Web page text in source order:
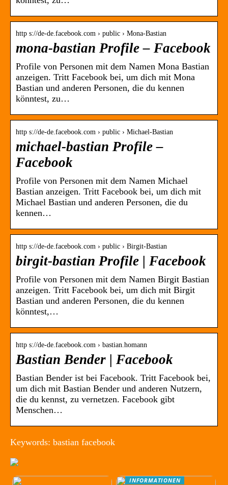
http s://de-de.facebook.com › public › Mona-Bastian
mona-bastian Profile – Facebook
Profile von Personen mit dem Namen Mona Bastian
anzeigen. Tritt Facebook bei, um dich mit Mona
Bastian und anderen Personen, die du kennen
könntest, zu…
http s://de-de.facebook.com › public › Michael-Bastian
michael-bastian Profile –
Facebook
Profile von Personen mit dem Namen Michael
Bastian anzeigen. Tritt Facebook bei, um dich mit
Michael Bastian und anderen Personen, die du
kennen…
http s://de-de.facebook.com › public › Birgit-Bastian
birgit-bastian Profile | Facebook
Profile von Personen mit dem Namen Birgit Bastian
anzeigen. Tritt Facebook bei, um dich mit Birgit
Bastian und anderen Personen, die du kennen
könntest,…
http s://de-de.facebook.com › bastian.homann
Bastian Bender | Facebook
Bastian Bender ist bei Facebook. Tritt Facebook bei,
um dich mit Bastian Bender und anderen Nutzern,
die du kennst, zu vernetzen. Facebook gibt
Menschen…
Keywords: bastian facebook
INFORMATIONEN